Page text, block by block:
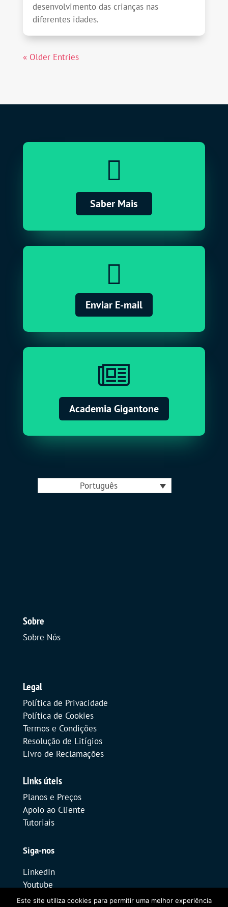
desenvolvimento das crianças nas
diferentes idades.
« Older Entries

Saber Mais

Enviar E-mail

Academia Gigantone
Português
Sobre
Sobre Nós
Legal
Política de Privacidade
Política de Cookies
Termos e Condições
Resolução de Litígios
Livro de Reclamações
Links úteis
Planos e Preços
Apoio ao Cliente
Tutoriais
Siga-nos
LinkedIn
Youtube
Este site utiliza cookies para permitir uma melhor experiência